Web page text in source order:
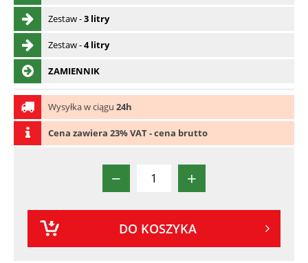
Zestaw -3 litry
Zestaw -4 litry
ZAMIENNIK
Wysyłka w ciągu 24h
Cena zawiera 23% VAT - cena brutto
+
−
DO KOSZYKA